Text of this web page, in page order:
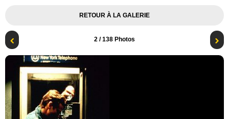
RETOUR À LA GALERIE
2 / 138 Photos